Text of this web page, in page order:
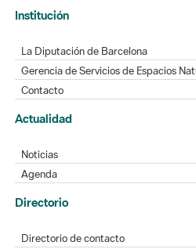
Institución
La Diputación de Barcelona
Gerencia de Servicios de Espacios
Contacto
Actualidad
Noticias
Agenda
Directorio
Directorio de contacto